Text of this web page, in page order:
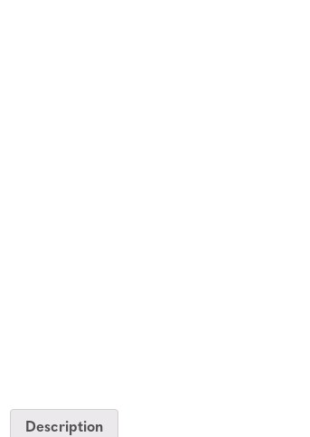
Description